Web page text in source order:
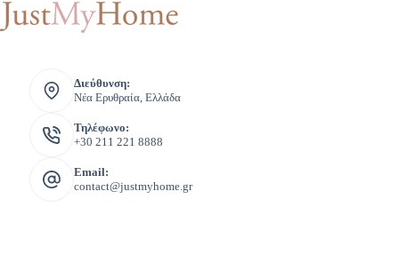
Διεύθυνση:
Νέα Ερυθραία, Ελλάδα
Τηλέφωνο:
+30 211 221 8888
Email:
contact@justmyhome.gr